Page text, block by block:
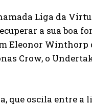
Liga da
a sua boa
Eleonor Winthorp
Crow, o
que oscila entre a